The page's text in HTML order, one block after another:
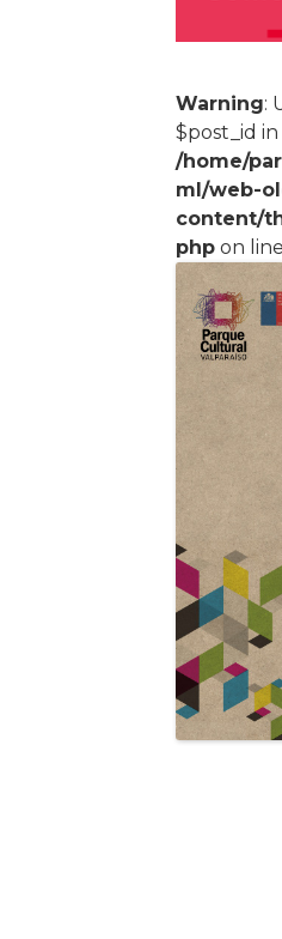
Warning:
$post_id in
/home/
ml/web-
content/
php on line